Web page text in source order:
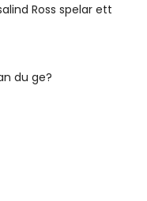
Ross spelar ett
du ge?